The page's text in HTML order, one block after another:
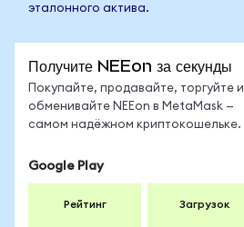
эталонного актива.
Получите NEEon за секунды
Покупайте, продавайте, торгуйте и
обменивайте NEEon в MetaMask —
самом надёжном криптокошельке.
Google Play
Рейтинг Загрузок